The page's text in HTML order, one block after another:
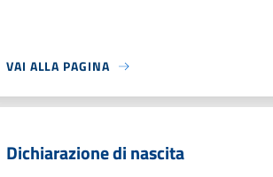
VAI ALLA PAGINA
Dichiarazione di nascita